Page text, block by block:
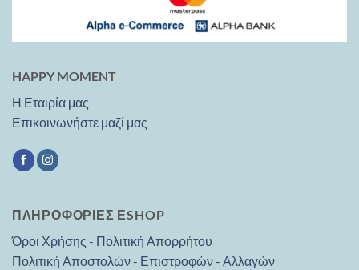
HAPPY MOMENT
Η Εταιρία μας
Επικοινωνήστε μαζί μας
ΠΛΗΡΟΦΟΡΙΕΣ ΕSHOP
Όροι Χρήσης - Πολιτική Απορρήτου
Πολιτική Αποστολών - Επιστροφών - Αλλαγών